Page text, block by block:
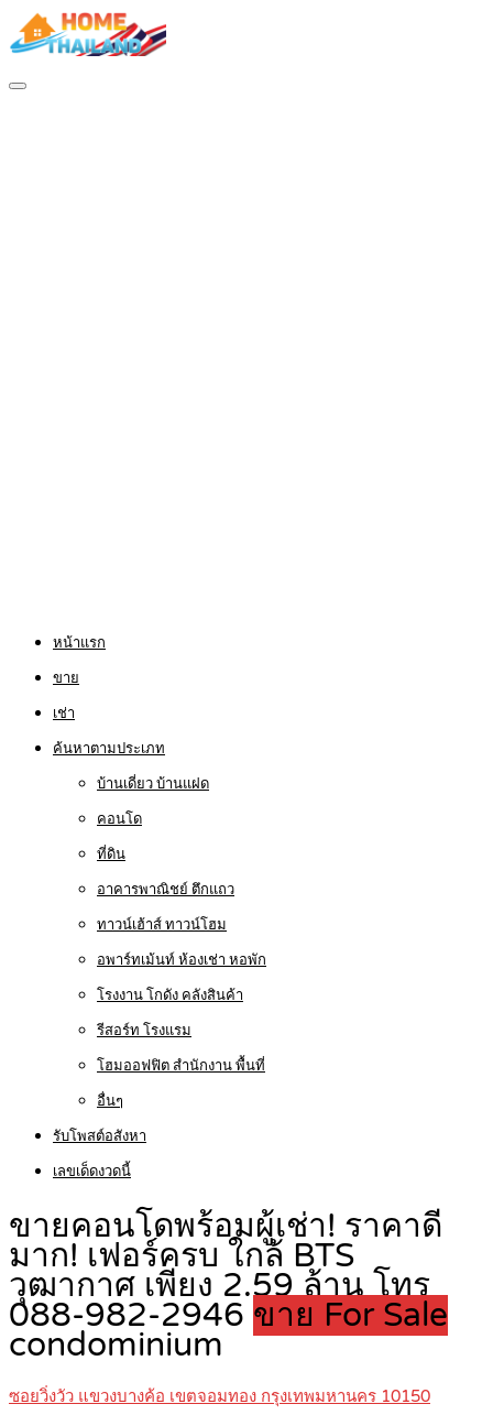
หน้าแรก
ขาย
เช่า
ค้นหาตามประเภท
บ้านเดี่ยว บ้านแฝด
คอนโด
ที่ดิน
อาคารพาณิชย์ ตึกแถว
ทาวน์เฮ้าส์ ทาวน์โฮม
อพาร์ทเม้นท์ ห้องเช่า หอพัก
โรงงาน โกดัง คลังสินค้า
รีสอร์ท โรงแรม
โฮมออฟฟิต สำนักงาน พื้นที่
อื่นๆ
รับโพสต์อสังหา
เลขเด็ดงวดนี้
ขายคอนโดพร้อมผู้เช่า! ราคาดี
มาก! เฟอร์ครบ ใกล้ BTS
วุฒากาศ เพียง 2.59 ล้าน โทร
088-982-2946 ขาย For Sale
condominium
ซอยวิ่งวัว แขวงบางค้อ เขตจอมทอง กรุงเทพมหานคร 10150